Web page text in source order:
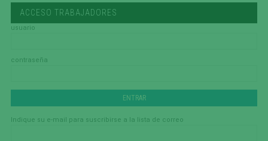
ACCESO TRABAJADORES
usuario
contraseña
Indique su e-mail para suscribirse a la lista de correo